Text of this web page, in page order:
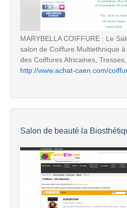
MARYBELLA COIFFURE : Le
salon de Coiffure Multiethnique
des Coiffures Africaines,
http://www.achat-caen.com/
Salon de beauté la